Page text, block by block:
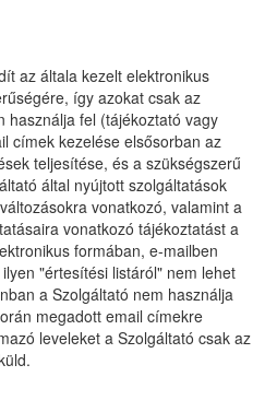
az általa kezelt elektronikus
így azokat csak az
használja fel (tájékoztató vagy
címek kezelése elsősorban az
teljesítése, és a szükségszerű
által nyújtott szolgáltatások
vonatkozó, valamint a
vonatkozó tájékoztatást a
formában, e-mailben
"értesítési listáról" nem lehet
a Szolgáltató nem használja
megadott email címekre
leveleket a Szolgáltató csak az